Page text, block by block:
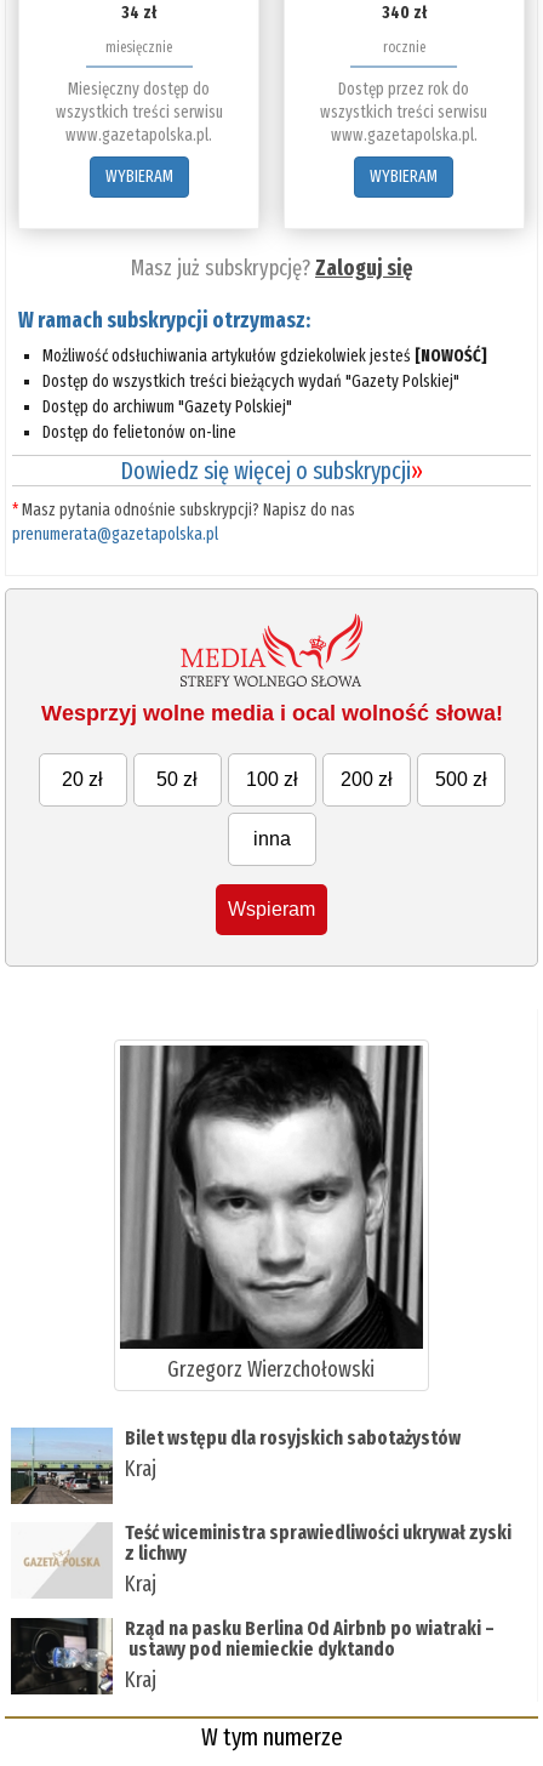
34 zł
miesięcznie
Miesięczny dostęp do
wszystkich treści serwisu
www.gazetapolska.pl.
WYBIERAM
340 zł
rocznie
Dostęp przez rok do
wszystkich treści serwisu
www.gazetapolska.pl.
WYBIERAM
Masz już subskrypcję?Zaloguj się
W ramach subskrypcji otrzymasz:
Możliwość odsłuchiwania artykułów gdziekolwiek jesteś [NOWOŚĆ]
Dostęp do wszystkich treści bieżących wydań "Gazety Polskiej"
Dostęp do archiwum "Gazety Polskiej"
Dostęp do felietonów on-line
Dowiedz się więcej o subskrypcji»
*Masz pytania odnośnie subskrypcji? Napisz do nas
prenumerata@gazetapolska.pl
Wesprzyj wolne media i ocal wolność słowa!
20 zł 50 zł 100 zł 200 zł 500 zł
inna
Wspieram
Grzegorz Wierzchołowski
Bilet wstępu dla rosyjskich sabotażystów
Kraj
Teść wiceministra sprawiedliwości ukrywał zyski
z lichwy
Kraj
Rząd na pasku Berlina Od Airbnb po wiatraki –
ustawy pod niemieckie dyktando
Kraj
W tym numerze